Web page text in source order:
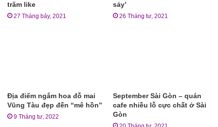
trăm like
27 Tháng bảy, 2021
sảy’
26 Tháng tư, 2021
Địa điểm ngắm hoa đỗ mai
Vũng Tàu đẹp đến “mê hồn”
9 Tháng tư, 2022
September Sài Gòn – quán
cafe nhiều lỗ cực chất ở Sài
Gòn